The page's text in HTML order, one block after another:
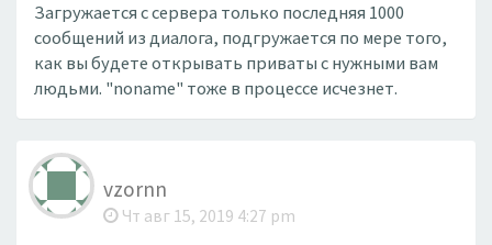
Загружается с сервера только последняя 1000
сообщений из диалога, подгружается по мере того,
как вы будете открывать приваты с нужными вам
людьми. "noname" тоже в процессе исчезнет.
vzornn
Чт авг 15, 2019 4:27 pm